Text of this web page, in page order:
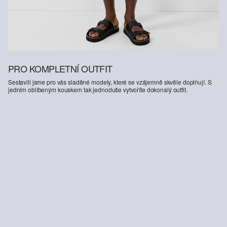
PRO KOMPLETNÍ OUTFIT
Sestavili jsme pro vás sladěné modely, které se vzájemně skvěle doplňují. S
jedním oblíbeným kouskem tak jednoduše vytvoříte dokonalý outfit.